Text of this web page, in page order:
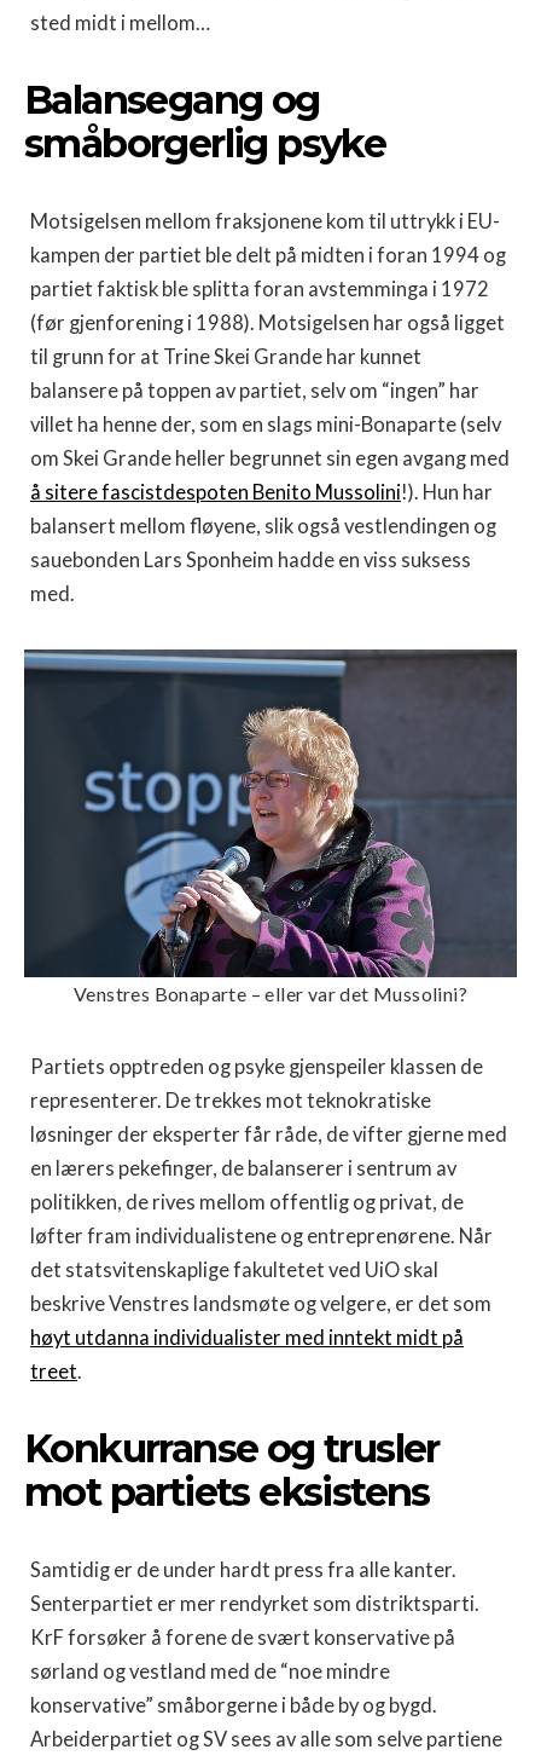
sted midt i mellom…
Balansegang og
småborgerlig psyke
Motsigelsen mellom fraksjonene kom til uttrykk i EU-
kampen der partiet ble delt på midten i foran 1994 og
partiet faktisk ble splitta foran avstemminga i 1972
(før gjenforening i 1988). Motsigelsen har også ligget
til grunn for at Trine Skei Grande har kunnet
balansere på toppen av partiet, selv om “ingen” har
villet ha henne der, som en slags mini-Bonaparte (selv
om Skei Grande heller begrunnet sin egen avgang med
å sitere fascistdespoten Benito Mussolini!). Hun har
balansert mellom fløyene, slik også vestlendingen og
sauebonden Lars Sponheim hadde en viss suksess
med.
Venstres Bonaparte – eller var det Mussolini?
Partiets opptreden og psyke gjenspeiler klassen de
representerer. De trekkes mot teknokratiske
løsninger der eksperter får råde, de vifter gjerne med
en lærers pekefinger, de balanserer i sentrum av
politikken, de rives mellom offentlig og privat, de
løfter fram individualistene og entreprenørene. Når
det statsvitenskaplige fakultetet ved UiO skal
beskrive Venstres landsmøte og velgere, er det som
høyt utdanna individualister med inntekt midt på
treet.
Konkurranse og trusler
mot partiets eksistens
Samtidig er de under hardt press fra alle kanter.
Senterpartiet er mer rendyrket som distriktsparti.
KrF forsøker å forene de svært konservative på
sørland og vestland med de “noe mindre
konservative” småborgerne i både by og bygd.
Arbeiderpartiet og SV sees av alle som selve partiene